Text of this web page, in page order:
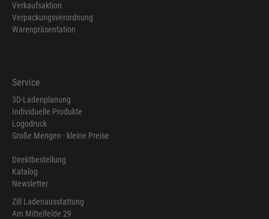
Verkaufsaktion
Verpackungsverordnung
Warenpräsentation
Service
3D-Ladenplanung
Individuelle Produkte
Logodruck
Große Mengen - kleine Preise
Direktbestellung
Katalog
Newsletter
Zill Ladenausstattung
Am Mittelfelde 29